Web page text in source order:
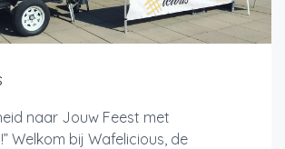
naar Jouw Feest met
Welkom bij Wafelicious, de